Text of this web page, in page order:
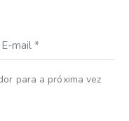
para a próxima vez